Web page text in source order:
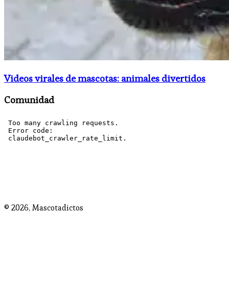
Videos virales de mascotas: animales divertidos
Comunidad
© 2026, Mascotadictos